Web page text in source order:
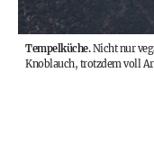
Tempelküche.Nicht nur
Knoblauch, trotzdem voll